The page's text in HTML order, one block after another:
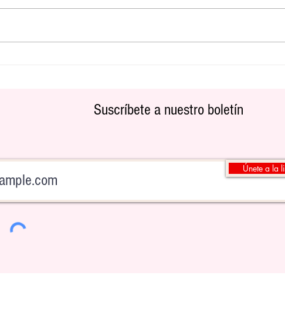
Suscríbete a nuestro boletín
Únete a la